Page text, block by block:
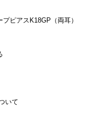
ピアスK18GP（両耳）
いて